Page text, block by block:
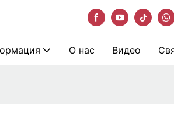
О нас Видео